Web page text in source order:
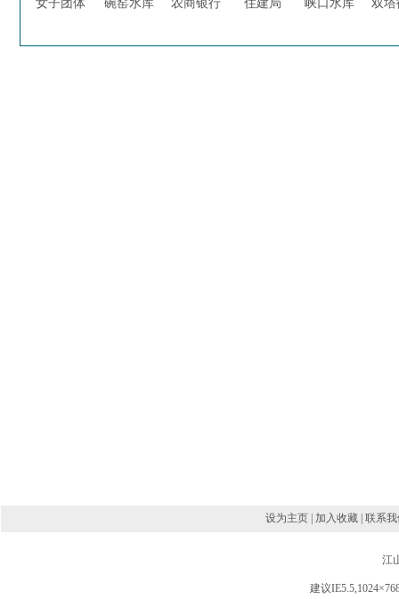
女子团体 碗窑水库 农商银行 住建局 峡口水库 双塔
设为主页 | 加入收藏 | 联系
江
建议